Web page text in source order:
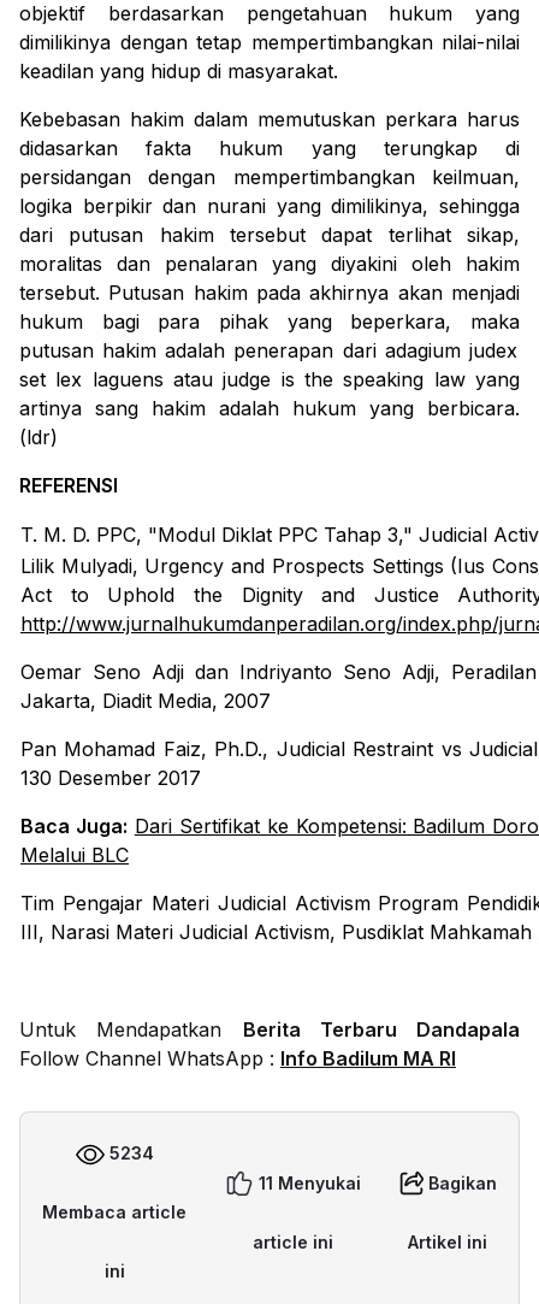
objektif berdasarkan pengetahuan hukum yang
dimilikinya dengan tetap mempertimbangkan nilai-nilai
keadilan yang hidup di masyarakat.
Kebebasan hakim dalam memutuskan perkara harus
didasarkanfakta hukum yang terungkap di
persidangan
dengan mempertimbangkankeilmuan,
logika berpikir dan nurani yang dimilikinya, sehingga
dari putusan hakimtersebut dapat terlihatsikap,
moralitas dan penalaran yang diyakini oleh hakim
tersebut. Putusan hakim pada akhirnya akan menjadi
hukum bagi para pihak yang beperkara, maka
putusan hakim adalah penerapan dari adagium judex
set lex laguens atau judge is the speaking law yang
artinya sang hakim adalah hukum yang berbicara.
(ldr)
REFERENSI
T. M. D. PPC, "Modul Diklat PPC Tahap 3," Judicial
Lilik Mulyadi, Urgency and Prospects Settings (Ius
Act to Uphold the Dignity and Justice
http://www.jurnalhukumdanperadilan.org/index.php/
Oemar Seno Adji dan Indriyanto Seno Adji,
Jakarta, Diadit Media, 2007
Pan Mohamad Faiz, Ph.D., Judicial Restraint vs
130 Desember 2017
Baca Juga: Dari Sertifikat ke Kompetensi: Badilum
Melalui BLC
Tim Pengajar Materi Judicial Activism Program
III, Narasi Materi Judicial Activism, Pusdiklat
Untuk Mendapatkan Berita Terbaru Dandapala
Follow Channel WhatsApp : Info Badilum MA RI
5234
Membaca article
ini
11 Menyukai
article ini
Bagikan
Artikel ini